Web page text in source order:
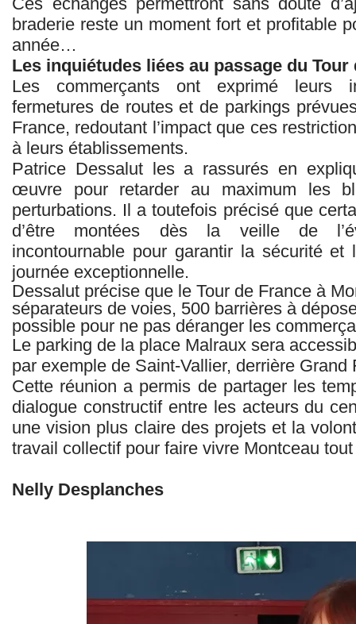
braderie reste un moment fort et profitable
année…
Les inquiétudes liées au passage du Tour
Les commerçants ont exprimé leurs
fermetures de routes et de parkings
France, redoutant l’impact que ces
à leurs établissements.
Patrice Dessalut les a rassurés en
œuvre pour retarder au maximum les
perturbations. Il a toutefois précisé que
d’être montées dès la veille de
incontournable pour garantir la sécurité
journée exceptionnelle.
Dessalut précise que le Tour de France à
séparateurs de voies, 500 barrières à
possible pour ne pas déranger les
Le parking de la place Malraux sera
par exemple de Saint-Vallier, derrière Grand
Cette réunion a permis de partager les
dialogue constructif entre les acteurs du
une vision plus claire des projets et la
travail collectif pour faire vivre Montceau tout
Nelly Desplanches